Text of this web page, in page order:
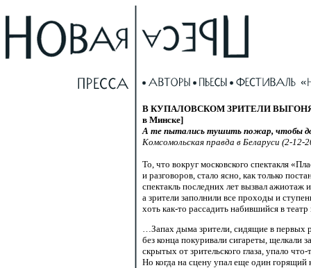
В КУПАЛОВСКОМ ЗРИТЕЛИ ВЫГОНЯЛИ
в Минске]
А те пытались тушить пожар, чтобы
Комсомольская правда в Беларуси (2-12-
То, что вокруг московского спектакля
и разговоров, стало ясно, как только
спектакль последних лет вызвал ажиотаж
а зрители заполнили все проходы и
хоть как-то рассадить набившийся в
…Запах дыма зрители, сидящие в первых
без конца покуривали сигареты, щелкали
скрытых от зрительского глаза, упало что-
Но когда на сцену упал еще один горящий